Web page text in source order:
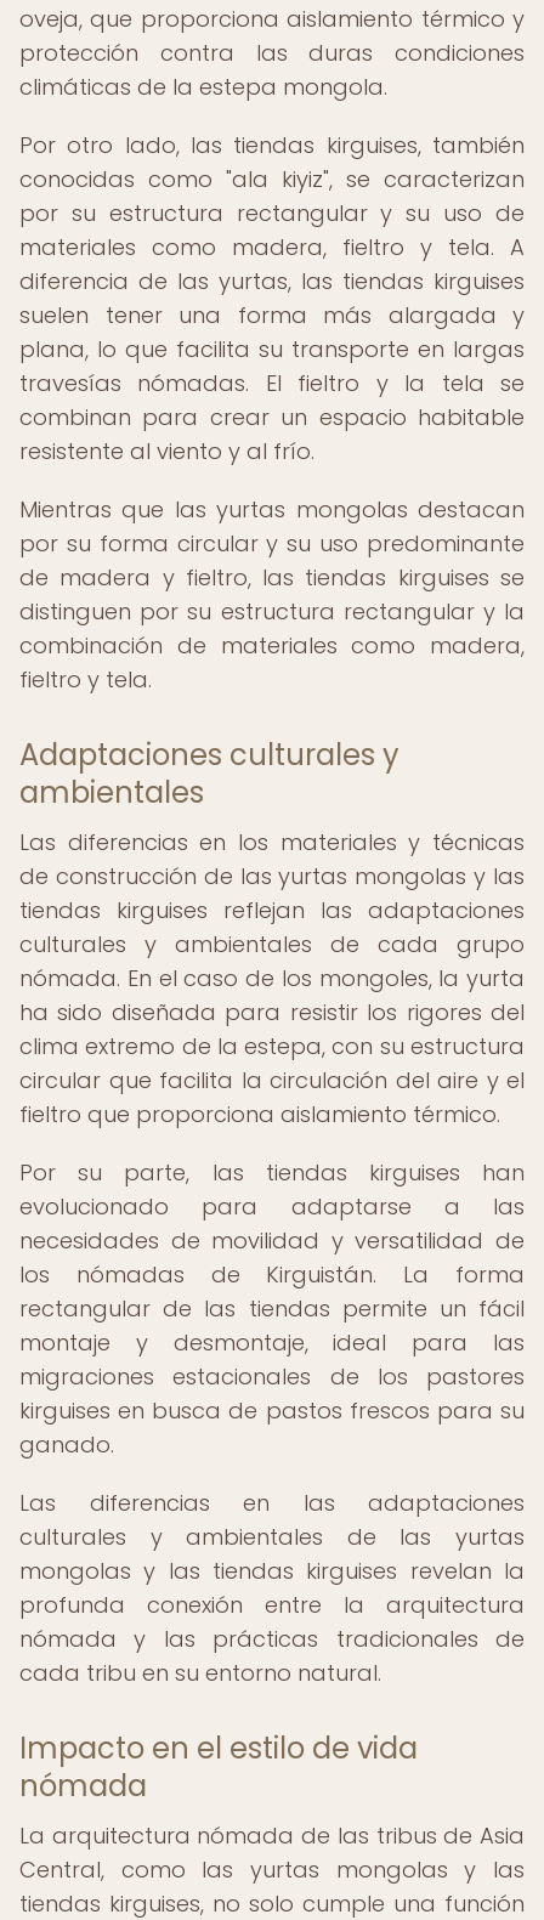
oveja, que proporciona aislamiento térmico y
protección contra las duras condiciones
climáticas de la estepa mongola.
Por otro lado, las tiendas kirguises, también
conocidas como "ala kiyiz", se caracterizan
por su estructura rectangular y su uso de
materiales como madera, fieltro y tela. A
diferencia de las yurtas, las tiendas kirguises
suelen tener una forma más alargada y
plana, lo que facilita su transporte en largas
travesías nómadas. El fieltro y la tela se
combinan para crear un espacio habitable
resistente al viento y al frío.
Mientras que las yurtas mongolas destacan
por su forma circular y su uso predominante
de madera y fieltro, las tiendas kirguises se
distinguen por su estructura rectangular y la
combinación de materiales como madera,
fieltro y tela.
Adaptaciones culturales y
ambientales
Las diferencias en los materiales y técnicas
de construcción de las yurtas mongolas y las
tiendas kirguises reflejan las adaptaciones
culturales y ambientales de cada grupo
nómada. En el caso de los mongoles, la yurta
ha sido diseñada para resistir los rigores del
clima extremo de la estepa, con su estructura
circular que facilita la circulación del aire y el
fieltro que proporciona aislamiento térmico.
Por su parte, las tiendas kirguises han
evolucionado para adaptarse a las
necesidades de movilidad y versatilidad de
los nómadas de Kirguistán. La forma
rectangular de las tiendas permite un fácil
montaje y desmontaje, ideal para las
migraciones estacionales de los pastores
kirguises en busca de pastos frescos para su
ganado.
Las diferencias en las adaptaciones
culturales y ambientales de las yurtas
mongolas y las tiendas kirguises revelan la
profunda conexión entre la arquitectura
nómada y las prácticas tradicionales de
cada tribu en su entorno natural.
Impacto en el estilo de vida
nómada
La arquitectura nómada de las tribus de Asia
Central, como las yurtas mongolas y las
tiendas kirguises, no solo cumple una función